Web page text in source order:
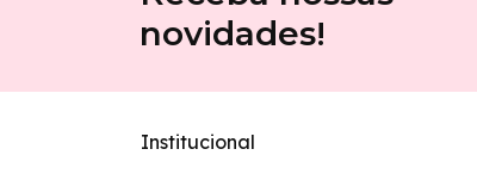
novidades!
Institucional